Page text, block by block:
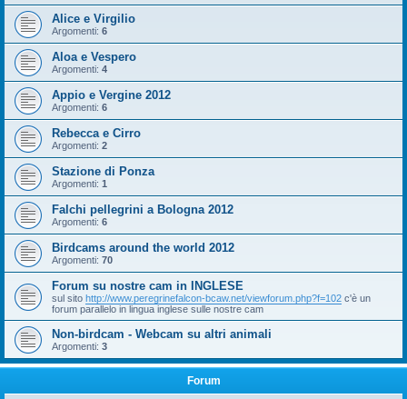
Alice e Virgilio
Argomenti: 6
Aloa e Vespero
Argomenti: 4
Appio e Vergine 2012
Argomenti: 6
Rebecca e Cirro
Argomenti: 2
Stazione di Ponza
Argomenti: 1
Falchi pellegrini a Bologna 2012
Argomenti: 6
Birdcams around the world 2012
Argomenti: 70
Forum su nostre cam in INGLESE
sul sito http://www.peregrinefalcon-bcaw.net/viewforum.php?f=102 c'è un
forum parallelo in lingua inglese sulle nostre cam
Non-birdcam - Webcam su altri animali
Argomenti: 3
Forum